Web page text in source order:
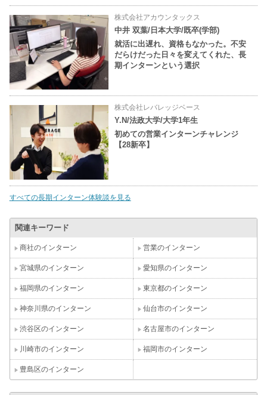
株式会社アカウンタックス
中井 双葉/日本大学/既卒(学部)
就活に出遅れ、資格もなかった。不安
だらけだった日々を変えてくれた、長
期インターンという選択
株式会社レバレッジベース
Y.N/法政大学/大学1年生
初めての営業インターンチャレンジ
【28新卒】
すべての長期インターン体験談を見る
関連キーワード
商社のインターン 営業のインターン
宮城県のインターン 愛知県のインターン
福岡県のインターン 東京都のインターン
神奈川県のインターン 仙台市のインターン
渋谷区のインターン 名古屋市のインターン
川崎市のインターン 福岡市のインターン
豊島区のインターン